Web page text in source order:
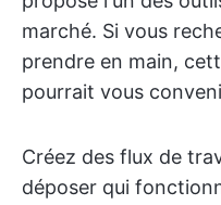
marché. Si vous
prendre en main,
pourrait vous
Créez des flux de
déposer qui